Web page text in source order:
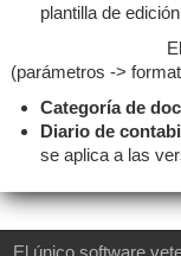
plantilla de
El formulario
(parámetros ->
Categoría de
Diario de
se aplica a las
El único software